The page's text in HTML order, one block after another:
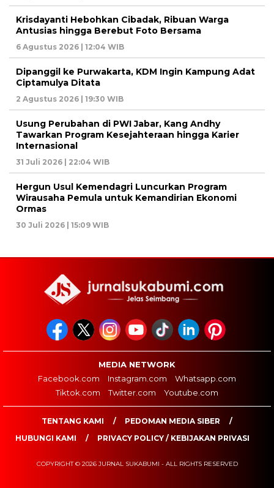
Krisdayanti Hebohkan Cibadak, Ribuan Warga
Antusias hingga Berebut Foto Bersama
6 Agustus 2026 | 12:04 WIB
Dipanggil ke Purwakarta, KDM Ingin Kampung Adat
Ciptamulya Ditata
2 Agustus 2026 | 19:30 WIB
Usung Perubahan di PWI Jabar, Kang Andhy
Tawarkan Program Kesejahteraan hingga Karier
Internasional
31 Juli 2026 | 22:04 WIB
Hergun Usul Kemendagri Luncurkan Program
Wirausaha Pemula untuk Kemandirian Ekonomi
Ormas
30 Juli 2026 | 15:09 WIB
MEDIA NETWORK
Facebook.com
Instagram.com
Whatsapp.com
Tiktok.com
Twitter.com Youtube.com
TENTANG KAMI
PEDOMAN MEDIA SIBER
HUBUNGI KAMI
PRIVACY POLICY / KEBIJAKAN PRIVASI
COPYRIGHT © 2026 JURNAL SUKABUMI - ALL RIGHTS RESERVED